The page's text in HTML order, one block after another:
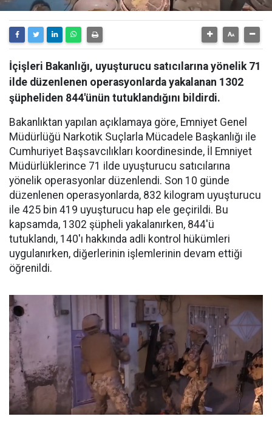
İçişleri Bakanlığı, uyuşturucu satıcılarına yönelik 71
ilde düzenlenen operasyonlarda yakalanan 1302
şüpheliden 844'ünün tutuklandığını bildirdi.
Bakanlıktan yapılan açıklamaya göre, Emniyet Genel
Müdürlüğü Narkotik Suçlarla Mücadele Başkanlığı ile
Cumhuriyet Başsavcılıkları koordinesinde, İl Emniyet
Müdürlüklerince 71 ilde uyuşturucu satıcılarına
yönelik operasyonlar düzenlendi. Son 10 günde
düzenlenen operasyonlarda, 832 kilogram uyuşturucu
ile 425 bin 419 uyuşturucu hap ele geçirildi. Bu
kapsamda, 1302 şüpheli yakalanırken, 844'ü
tutuklandı, 140'ı hakkında adli kontrol hükümleri
uygulanırken, diğerlerinin işlemlerinin devam ettiği
öğrenildi.